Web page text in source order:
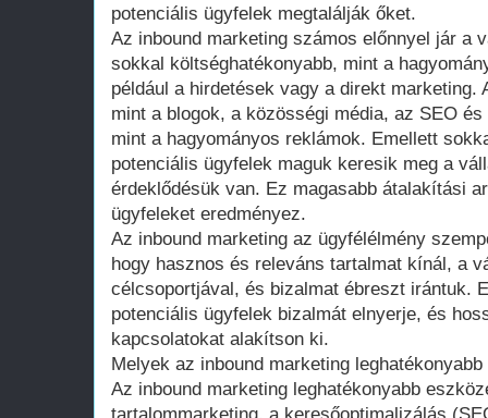
potenciális ügyfelek megtalálják őket.
Az inbound marketing számos előnnyel jár a
sokkal költséghatékonyabb, mint a
például a hirdetések vagy a direkt marketing.
mint a blogok, a közösségi média, az SEO
mint a hagyományos reklámok. Emellett
potenciális ügyfelek maguk keresik meg a
érdeklődésük van. Ez magasabb átalakítási
ügyfeleket eredményez.
Az inbound marketing az ügyfélélmény
hogy hasznos és releváns tartalmat kínál, a
célcsoportjával, és bizalmat ébreszt irántuk.
potenciális ügyfelek bizalmát elnyerje, és
kapcsolatokat alakítson ki.
Melyek az inbound marketing
Az inbound marketing leghatékonyabb